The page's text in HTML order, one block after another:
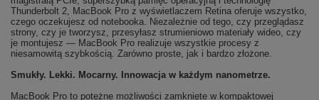
Thunderbolt 2, MacBook Pro z wyświetlaczem Retina oferuje wszystko,
czego oczekujesz od notebooka. Niezależnie od tego, czy przeglądasz
strony, czy je tworzysz, przesyłasz strumieniowo materiały wideo, czy
je montujesz — MacBook Pro realizuje wszystkie procesy z
niesamowitą szybkością. Zarówno proste, jak i bardzo złożone.
Smukły. Lekki. Mocarny. Innowacja w każdym nanometrze.
MacBook Pro to potężne możliwości zamknięte w kompaktowej